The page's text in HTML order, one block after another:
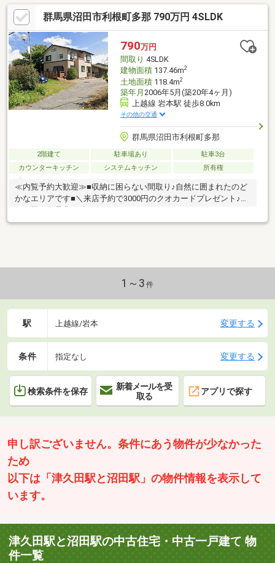
全域へ。『ビューハウス』
━━━━━━━━━━━━━━━━━━━━ ＼営業時間外
でも対応致します／ ≪営業時間≫ 9:00～19:00 .・♪キッ
ズスペース有◎お子様連れも大歓迎♪・.
群馬県沼田市利根町多那 790万円 4SLDK
790万円
間取り 4SLDK
建物面積137.46m2
土地面積118.4m2
築年月 2006年5月(築20年4ヶ月)
上越線 岩本駅 徒歩8.0km
その他の交通
群馬県沼田市利根町多那
2階建て 駐車場あり
駐車3台
カウンターキッチン
システムキッチン 所有権
≪内覧予約大歓迎≫■収納に困らない間取り♪自然に囲まれたのど
かなエリアです■＼来店予約で3000円のクオカードプレゼント♪／
1～3 件
駅 上越線/岩本 変更する
条件 指定なし 変更する
検索条件を保存
新着メールを受
取る
アプリで探す
申し訳ございません。条件にあう物件が少なかった
ため
以下は「津久田駅と沼田駅」の物件情報を表示して
います。
津久田駅と沼田駅の中古住宅・中古一戸建て 物
件一覧